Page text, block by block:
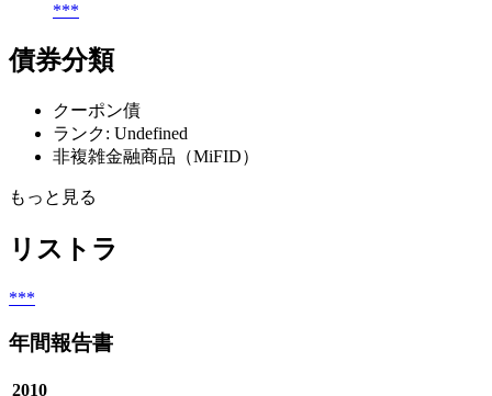
***
債券分類
クーポン債
ランク: Undefined
非複雑金融商品（MiFID）
もっと見る
リストラ
***
年間報告書
2010